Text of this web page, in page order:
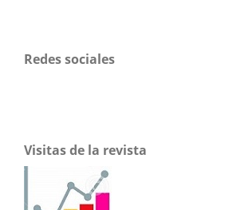
Redes sociales
Visitas de la revista